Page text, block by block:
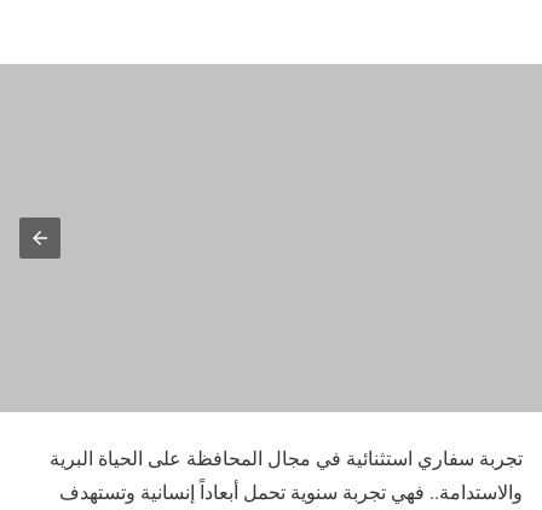
تجربة سفاري استثنائية في مجال المحافظة على الحياة البرية
والاستدامة.. فهي تجربة سنوية تحمل أبعاداً إنسانية وتستهدف